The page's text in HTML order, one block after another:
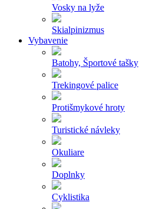
Vosky na lyže
Skialpinizmus
Vybavenie
Batohy, Športové tašky
Trekingové palice
Protišmykové hroty
Turistické návleky
Okuliare
Doplnky
Cyklistika